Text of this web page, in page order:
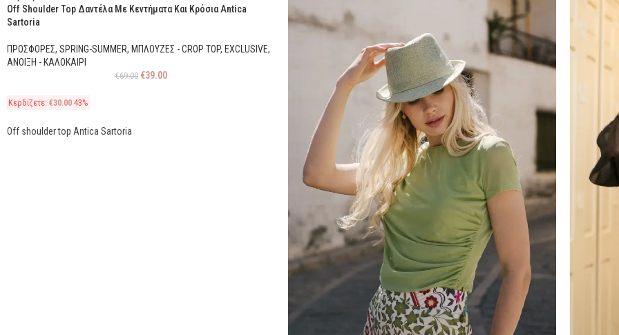
Off Shoulder Top Δαντέλα Με Κεντήματα Και Κρόσια Antica
Sartoria
ΠΡΟΣΦΟΡΕΣ, SPRING-SUMMER, ΜΠΛΟΥΖΕΣ - CROP TOP, EXCLUSIVE,
ΑΝΟΙΞΗ - ΚΑΛΟΚΑΙΡΙ
€69.00 €39.00
Κερδίζετε: €30.00 43%
Off shoulder top Antica Sartoria